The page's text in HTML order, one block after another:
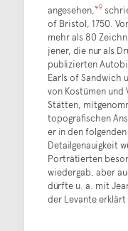
angesehen,“9
of Bristol, 1750.
mehr als 80
jener, die nur als
publizierten
Earls of Sandwich
von Kostümen und
Stätten,
topografischen
er in den
Detailgenauigkeit
Porträtierten
wiedergab, aber
dürfte u. a. mit
der Levante erklärt